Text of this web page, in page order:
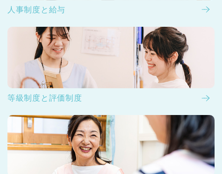
人事制度と給与
等級制度と評価制度